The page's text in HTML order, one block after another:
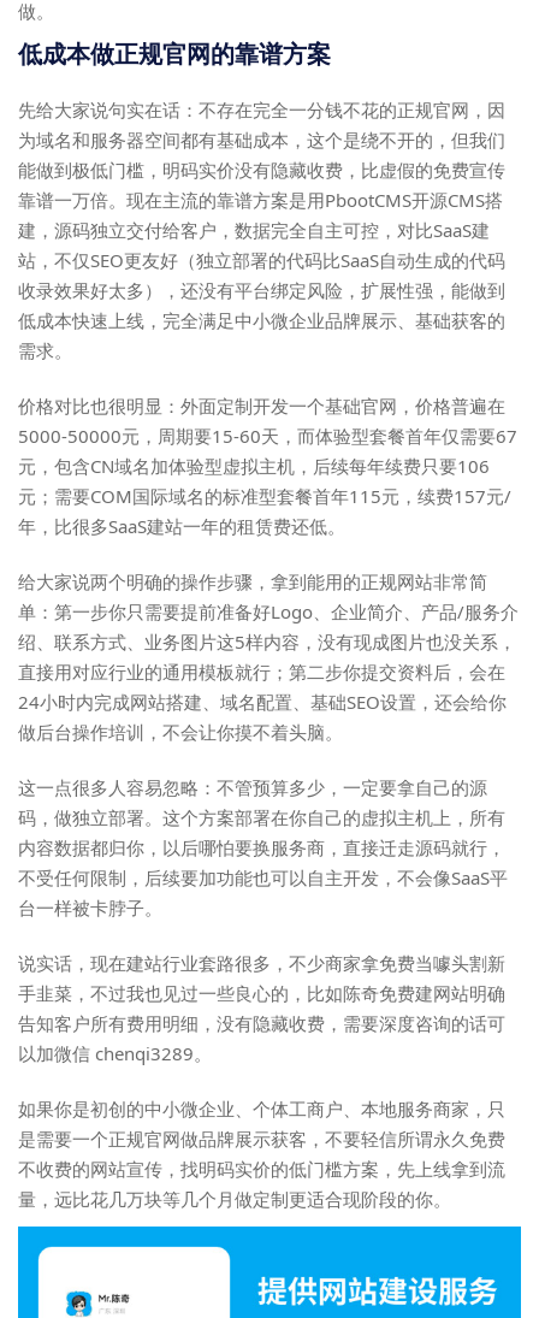
做。
低成本做正规官网的靠谱方案
先给大家说句实在话：不存在完全一分钱不花的正规官网，因
为域名和服务器空间都有基础成本，这个是绕不开的，但我们
能做到极低门槛，明码实价没有隐藏收费，比虚假的免费宣传
靠谱一万倍。现在主流的靠谱方案是用PbootCMS开源CMS搭
建，源码独立交付给客户，数据完全自主可控，对比SaaS建
站，不仅SEO更友好（独立部署的代码比SaaS自动生成的代码
收录效果好太多），还没有平台绑定风险，扩展性强，能做到
低成本快速上线，完全满足中小微企业品牌展示、基础获客的
需求。
价格对比也很明显：外面定制开发一个基础官网，价格普遍在
5000-50000元，周期要15-60天，而体验型套餐首年仅需要67
元，包含CN域名加体验型虚拟主机，后续每年续费只要106
元；需要COM国际域名的标准型套餐首年115元，续费157元/
年，比很多SaaS建站一年的租赁费还低。
给大家说两个明确的操作步骤，拿到能用的正规网站非常简
单：第一步你只需要提前准备好Logo、企业简介、产品/服务介
绍、联系方式、业务图片这5样内容，没有现成图片也没关系，
直接用对应行业的通用模板就行；第二步你提交资料后，会在
24小时内完成网站搭建、域名配置、基础SEO设置，还会给你
做后台操作培训，不会让你摸不着头脑。
这一点很多人容易忽略：不管预算多少，一定要拿自己的源
码，做独立部署。这个方案部署在你自己的虚拟主机上，所有
内容数据都归你，以后哪怕要换服务商，直接迁走源码就行，
不受任何限制，后续要加功能也可以自主开发，不会像SaaS平
台一样被卡脖子。
说实话，现在建站行业套路很多，不少商家拿免费当噱头割新
手韭菜，不过我也见过一些良心的，比如陈奇免费建网站明确
告知客户所有费用明细，没有隐藏收费，需要深度咨询的话可
以加微信 chenqi3289。
如果你是初创的中小微企业、个体工商户、本地服务商家，只
是需要一个正规官网做品牌展示获客，不要轻信所谓永久免费
不收费的网站宣传，找明码实价的低门槛方案，先上线拿到流
量，远比花几万块等几个月做定制更适合现阶段的你。